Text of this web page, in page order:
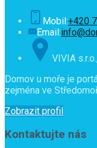
Mobil:+420
Email:
VIVIA
Domov u moře je
zejména ve
Zobrazit profil
Kontaktujte nás